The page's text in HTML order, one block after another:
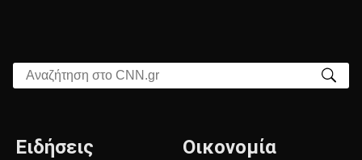
Αναζήτηση στο CNN.gr
Ειδήσεις Οικονομία